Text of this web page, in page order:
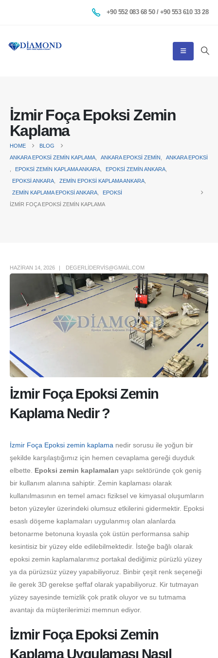
+90 552 083 68 50 / +90 553 610 33 28
İzmir Foça Epoksi Zemin
Kaplama
HOME
BLOG
ANKARA EPOKSI ZEMIN KAPLAMA
ANKARA EPOKSI ZEMIN
ANKARA EPOKSI
EPOKSI ZEMIN KAPLAMA ANKARA EPOKSI ZEMIN ANKARA
EPOKSI ANKARA
ZEMIN EPOKSI KAPLAMA ANKARA
ZEMIN KAPLAMA EPOKSI ANKARA
EPOKSI
İZMIR FOÇA EPOKSI ZEMIN KAPLAMA
HAZIRAN 14, 2026 DEGERLIDERVIS@GMAIL.COM
İzmir Foça Epoksi Zemin
Kaplama Nedir ?
İzmir Foça Epoksi zemin kaplama nedir sorusu ile yoğun bir
şekilde karşılaştığımız için hemen cevaplama gereği duyduk
elbette. Epoksi zemin kaplamaları yapı sektöründe çok geniş
bir kullanım alanına sahiptir. Zemin kaplaması olarak
kullanılmasının en temel amacı fiziksel ve kimyasal oluşumların
beton yüzeyler üzerindeki olumsuz etkilerini gidermektir. Epoksi
esaslı döşeme kaplamaları uygulanmış olan alanlarda
betonarme betonuna kıyasla çok üstün performansa sahip
kesintisiz bir yüzey elde edilebilmektedir. İsteğe bağlı olarak
epoksi zemin kaplamalarımız portakal dediğimiz pürüzlü yüzey
ya da pürüzsüz yüzey yapabiliyoruz. Binbir çeşit renk seçeneği
ile gerek 3D gerekse şeffaf olarak yapabiliyoruz. Kir tutmayan
yüzey sayesinde temizlik çok pratik oluyor ve su tutmama
avantajı da müşterilerimizi memnun ediyor.
İzmir Foça Epoksi Zemin
Kaplama Uygulaması Nasıl
Author Box